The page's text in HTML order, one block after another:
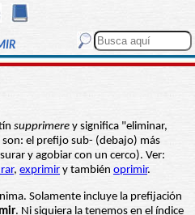
supprimere y significa "eliminar,
el prefijo sub- (debajo) más
y agobiar con un cerco). Ver:
, exprimir y también oprimir.
Solamente incluye la prefijación
. Ni siquiera la tenemos en el índice